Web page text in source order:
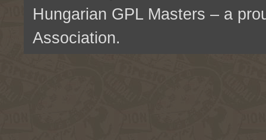
Hungarian GPL Masters – a
Association.